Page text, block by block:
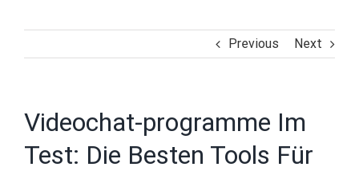
Previous Next
Videochat-programme Im
Test: Die Besten Tools Für